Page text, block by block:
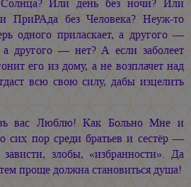
Или день без ночи? Или
ПриРАда без Человека? Неуж-то
одного приласкает, а другого —
другого — нет? А если заболеет
его из дому, а не возплачет над
всю свою силу, дабы изцелить
вас Люблю! Как Больно Мне и
сих пор среди братьев и сестёр —
злобы, «избранности». Да
проще должна становиться душа!